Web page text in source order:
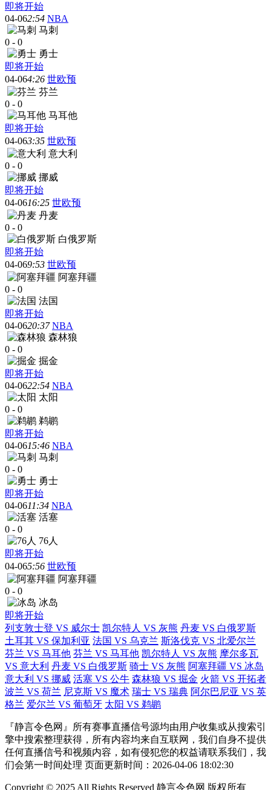
即将开始
04-062:54 NBA
马刺
0 - 0
勇士
即将开始
04-064:26 世欧预
芬兰
0 - 0
马耳他
即将开始
04-063:35 世欧预
意大利
0 - 0
挪威
即将开始
04-0616:25 世欧预
丹麦
0 - 0
白俄罗斯
即将开始
04-069:53 世欧预
阿塞拜疆
0 - 0
法国
即将开始
04-0620:37 NBA
森林狼
0 - 0
掘金
即将开始
04-0622:54 NBA
太阳
0 - 0
鹈鹕
即将开始
04-0615:46 NBA
马刺
0 - 0
勇士
即将开始
04-0611:34 NBA
活塞
0 - 0
76人
即将开始
04-065:56 世欧预
阿塞拜疆
0 - 0
冰岛
即将开始
列支敦士登 VS 威尔士 凯尔特人 VS 灰熊 丹麦 VS 白俄罗斯
土耳其 VS 保加利亚 法国 VS 乌克兰 斯洛伐克 VS 北爱尔兰
芬兰 VS 马耳他 芬兰 VS 马耳他 凯尔特人 VS 灰熊 摩尔多瓦
VS 意大利 丹麦 VS 白俄罗斯 骑士 VS 灰熊 阿塞拜疆 VS 冰岛
意大利 VS 挪威 活塞 VS 公牛 森林狼 VS 掘金 火箭 VS 开拓者
波兰 VS 荷兰 尼克斯 VS 魔术 瑞士 VS 瑞典 阿尔巴尼亚 VS 英
格兰 爱尔兰 VS 葡萄牙 太阳 VS 鹈鹕
『静言令色网』所有赛事直播信号源均由用户收集或从搜索引
擎中搜索整理获得，所有内容均来自互联网，我们自身不提供
任何直播信号和视频内容，如有侵犯您的权益请联系我们，我
们会第一时间处理 页面更新时间：2026-04-06 18:02:30
Copyright © 2025 All Rights Reserved 静言令色网 版权所有